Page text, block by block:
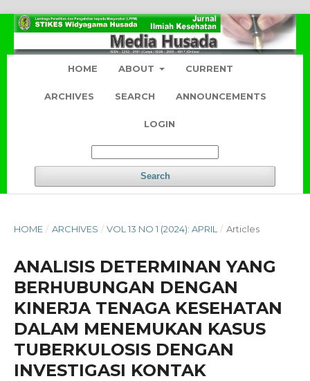
HOME ABOUT CURRENT
ARCHIVES SEARCH ANNOUNCEMENTS
LOGIN
Search
HOME / ARCHIVES / VOL 13 NO 1 (2024): APRIL / Articles
ANALISIS DETERMINAN YANG
BERHUBUNGAN DENGAN
KINERJA TENAGA KESEHATAN
DALAM MENEMUKAN KASUS
TUBERKULOSIS DENGAN
INVESTIGASI KONTAK